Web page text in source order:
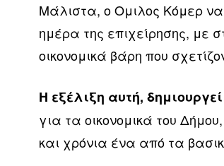
Μάλιστα, ο Ομιλος Κόμερ
ημέρα της επιχείρησης, με
οικονομικά βάρη που
Η εξέλιξη αυτή,
για τα οικονομικά του
και χρόνια ένα από τα